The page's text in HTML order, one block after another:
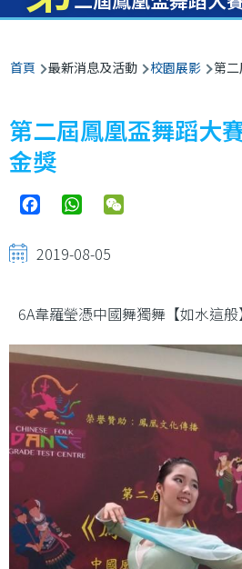
導
航
連
結
首頁 最新消息及活動 校園展影 第二
第二屆鳳凰盃舞蹈大
金獎
FacebookWhatsApp
2019-08-05
6A韋羅瑩憑中國舞獨舞【如水這般